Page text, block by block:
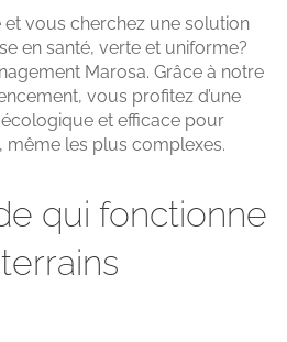
vous cherchez une solution
en santé, verte et uniforme?
Marosa. Grâce à notre
vous profitez d’une
et efficace pour
même les plus complexes.
qui fonctionne